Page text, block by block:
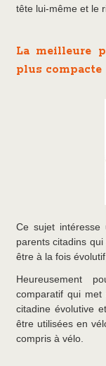
tête lui-même et le
La meilleure
plus compacte
Ce sujet
parents citadins
être à la fois
Heureusement
comparatif qui met
citadine évolutive
être utilisées en
compris à vélo.